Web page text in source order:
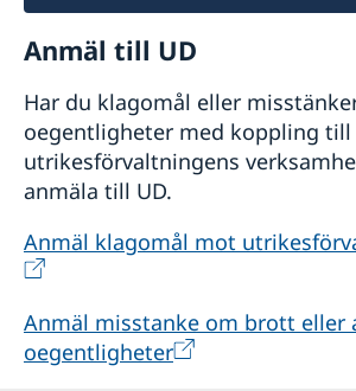
Anmäl till UD
Har du klagomål eller
oegentligheter med koppling till
utrikesförvaltningens
anmäla till UD.
Anmäl klagomål mot
Anmäl misstanke om brott eller
oegentligheter